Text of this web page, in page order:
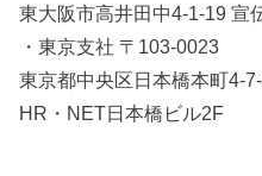
東大阪市高井田中4-1-19 宣
・東京支社 〒103-0023
東京都中央区日本橋本町4-
HR・NET日本橋ビル2F